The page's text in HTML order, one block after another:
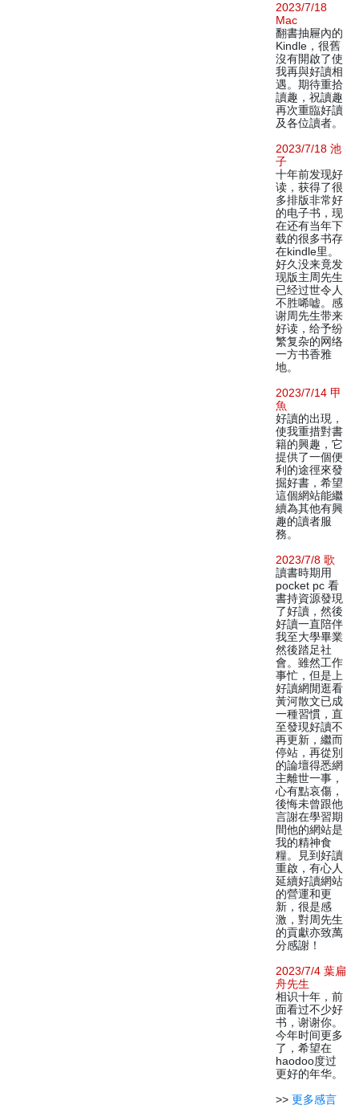
2023/7/18
Mac
翻書抽屜內的
Kindle，很舊
沒有開啟了使
我再與好讀相
遇。期待重拾
讀趣，祝讀趣
再次重臨好讀
及各位讀者。
2023/7/18 池
子
十年前发现好
读，获得了很
多排版非常好
的电子书，现
在还有当年下
载的很多书存
在kindle里。
好久没来竟发
现版主周先生
已经过世令人
不胜唏嘘。感
谢周先生带来
好读，给予纷
繁复杂的网络
一方书香雅
地。
2023/7/14 甲
魚
好讀的出現，
使我重措對書
籍的興趣，它
提供了一個便
利的途徑來發
掘好書，希望
這個網站能繼
續為其他有興
趣的讀者服
務。
2023/7/8 歌
讀書時期用
pocket pc 看
書持資源發現
了好讀，然後
好讀一直陪伴
我至大學畢業
然後踏足社
會。雖然工作
事忙，但是上
好讀網閒逛看
黃河散文已成
一種習慣，直
至發現好讀不
再更新，繼而
停站，再從別
的論壇得悉網
主離世一事，
心有點哀傷，
後悔未曾跟他
言謝在學習期
間他的網站是
我的精神食
糧。見到好讀
重啟，有心人
延續好讀網站
的營運和更
新，很是感
激，對周先生
的貢獻亦致萬
分感謝！
2023/7/4 葉扁
舟先生
相识十年，前
面看过不少好
书，谢谢你。
今年时间更多
了，希望在
haodoo度过
更好的年华。
>> 更多感言